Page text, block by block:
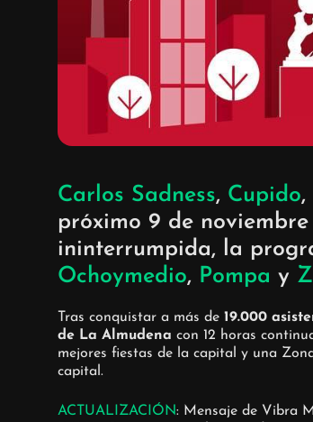
Carlos Sadness, Cupido,
próximo 9 de noviembre
ininterrumpida, la
Ochoymedio, Pompa y
Tras conquistar a más de 19.000
de La Almudena con 12 horas
mejores fiestas de la capital y una
capital.
ACTUALIZACIÓN: Mensaje de Vibra